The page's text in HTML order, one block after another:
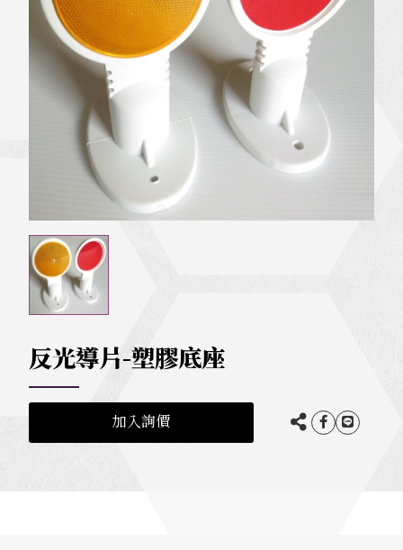
反光導片-塑膠底座
加入詢價